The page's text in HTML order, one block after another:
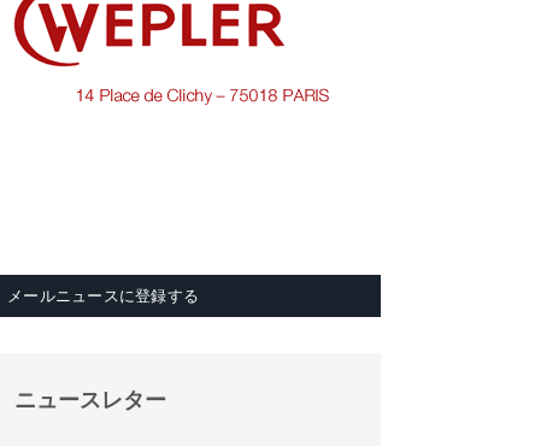
メールニュースに登録する
ニュースレター